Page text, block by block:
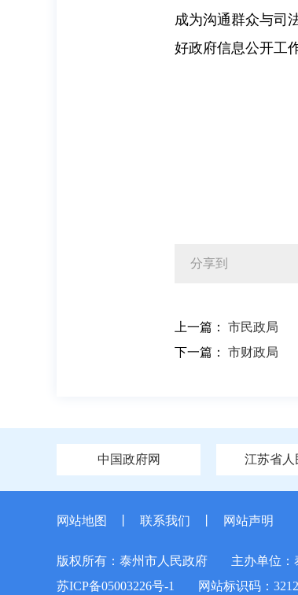
成为沟通群众与司
好政府信息公开工
分享到
上一篇：
市民政局
下一篇：
市财政局
中国政府网 江苏省人
网站地图 联系我们 网站声明
版权所有：泰州市人民政府
主办单位：
苏ICP备05003226号-1
网站标识码：